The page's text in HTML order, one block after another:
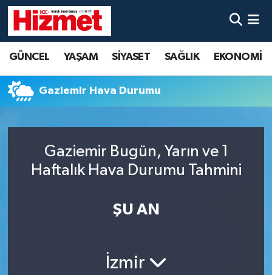
GÜNCEL YAŞAM SİYASET SAĞLIK EKONOMİ
Gaziemir Hava Durumu
Gaziemir Bugün, Yarın ve 1
Haftalık Hava Durumu Tahmini
ŞU AN
İzmir
YAŞAM
SİYASET
EKONOMİ
Denizli Hava Durumu
Denizli Trafik Yoğunluk Haritası
Tüm Manşetler